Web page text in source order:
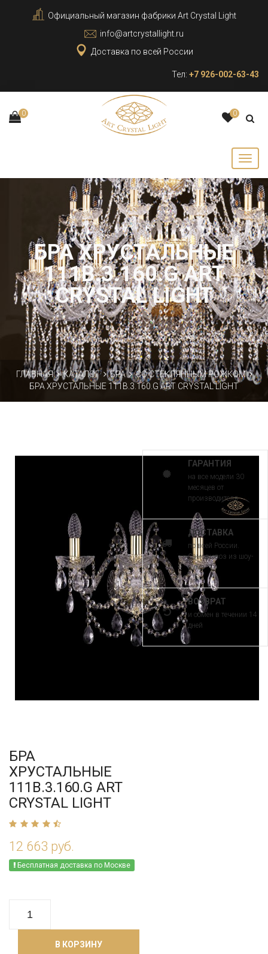
Официальный магазин фабрики Art Crystal Light
info@artcrystallight.ru
Доставка по всей России
Тел: +7 926-002-63-43
0 0
БРА ХРУСТАЛЬНЫЕ
111B.3.160.G ART
CRYSTAL LIGHT
ГЛАВНАЯ КАТАЛОГ БРА
СО СТЕКЛЯННЫМ РОЖКОМ
БРА ХРУСТАЛЬНЫЕ 111B.3.160.G ART CRYSTAL LIGHT
БРА
ХРУСТАЛЬНЫЕ
111B.3.160.G ART
CRYSTAL LIGHT
12 663 руб.
Бесплатная доставка по Москве
В КОРЗИНУ
ГАРАНТИЯ
на все модели 30
месяцев от
производителя
ДОСТАВКА
по всей России.
Самовывоз из шоу-
рума
ВОЗВРАТ
и обмен в течении 14
дней